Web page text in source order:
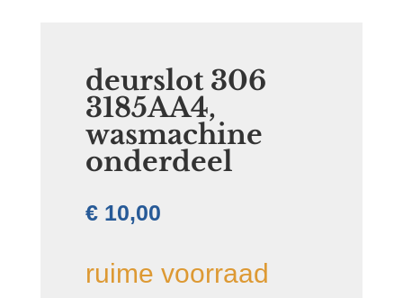
deurslot 306
3185AA4,
wasmachine
onderdeel
€10,00
ruime voorraad